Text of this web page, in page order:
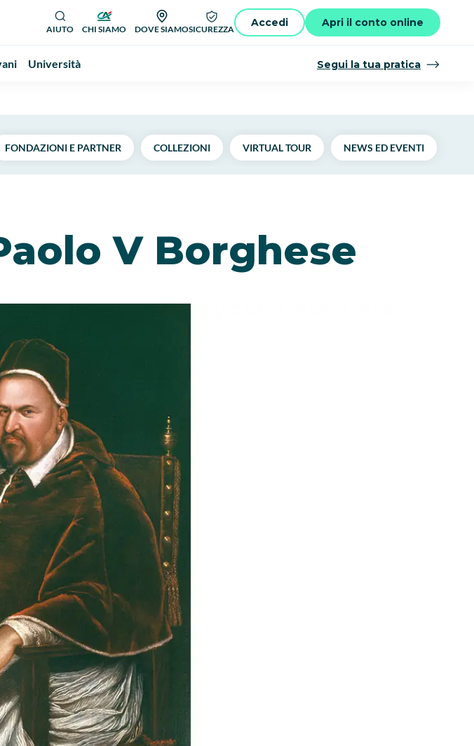
AIUTO CHI SIAMO DOVE SIAMOSICUREZZA
Accedi Apri il conto online
Università Segui la tua pratica
FONDAZIONI E PARTNER COLLEZIONI VIRTUAL TOUR NEWS ED EVENTI
V Borghese